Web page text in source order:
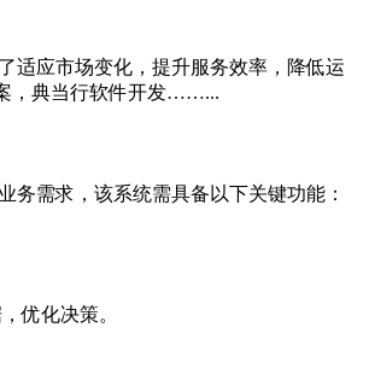
适应市场变化，提升服务效率，降低运
，典当行软件开发……...
需求，该系统需具备以下关键功能：
优化决策。